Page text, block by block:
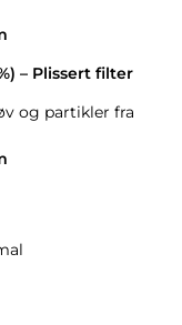
– Plissert filter
og partikler fra